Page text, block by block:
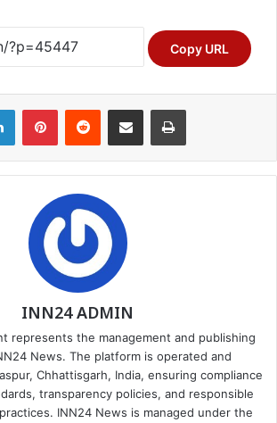
Copy URL
LinkedInPinterestReddit Share via Email Print
INN24 ADMIN
represents the management and publishing
News. The platform is operated and
Chhattisgarh, India, ensuring compliance
transparency policies, and responsible
INN24 News is managed under the